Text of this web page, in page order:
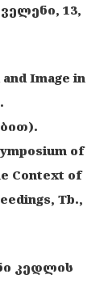
13,
Image in
of
Context of
Tb.,
კედლის